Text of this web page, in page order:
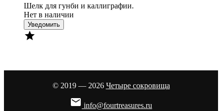
Шелк для гунби и каллиграфии.
Нет в наличии
Уведомить

© 2019 — 2026 Четыре сокровища
 info@fourtreasures.ru